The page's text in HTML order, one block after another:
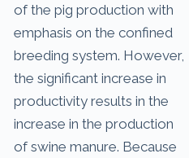
of the pig production with
emphasis on the confined
breeding system. However,
the significant increase in
productivity results in the
increase in the production
of swine manure. Because